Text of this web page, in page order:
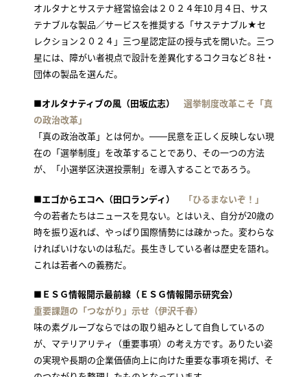
オルタナとサステナ経営協会は２０２４年10 月４日、サス
テナブルな製品／サービスを推奨する「サステナブル★セ
レクション２０２４」三つ星認定証の授与式を開いた。三つ
星には、障がい者視点で設計を差異化するコクヨなど８社・
団体の製品を選んだ。
■オルタナティブの風（田坂広志） 選挙制度改革こそ「真
の政治改革」
「真の政治改革」とは何か。――民意を正しく反映しない現
在の「選挙制度」を改革することであり、その一つの方法
が、「小選挙区決選投票制」を導入することであろう。
■エゴからエコへ（田口ランディ）
「ひるまないぞ！」
今の若者たちはニュースを見ない。とはいえ、自分が20歳の
時を振り返れば、やっぱり国際情勢には疎かった。変わらな
ければいけないのは私だ。長生きしている者は歴史を語れ。
これは若者への義務だ。
■ＥＳＧ情報開示最前線（ＥＳＧ情報開示研究会）
重要課題の「つながり」示せ（伊沢千春）
味の素グループならではの取り組みとして自負しているの
が、マテリアリティ（重要事項）の考え方です。ありたい姿
の実現や長期の企業価値向上に向けた重要な事項を掲げ、そ